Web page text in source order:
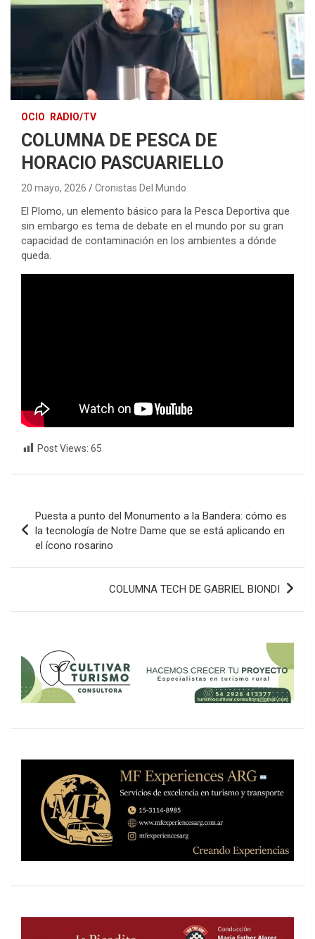
OCIO RADIO/TV
COLUMNA DE PESCA DE
HORACIO PASCUARIELLO
20 mayo, 2026 Cronistas Del Mundo
El Plomo, un elemento básico para la Pesca Deportiva que
sin embargo es tema de debate en el mundo por su gran
capacidad de contaminación en los ambientes a dónde
queda.
Post Views: 65
de
entradas
Puesta a punto del Monumento a la Bandera: cómo es
la tecnología de Notre Dame que se está aplicando en
el ícono rosarino
COLUMNA TECH DE GABRIEL BIONDI